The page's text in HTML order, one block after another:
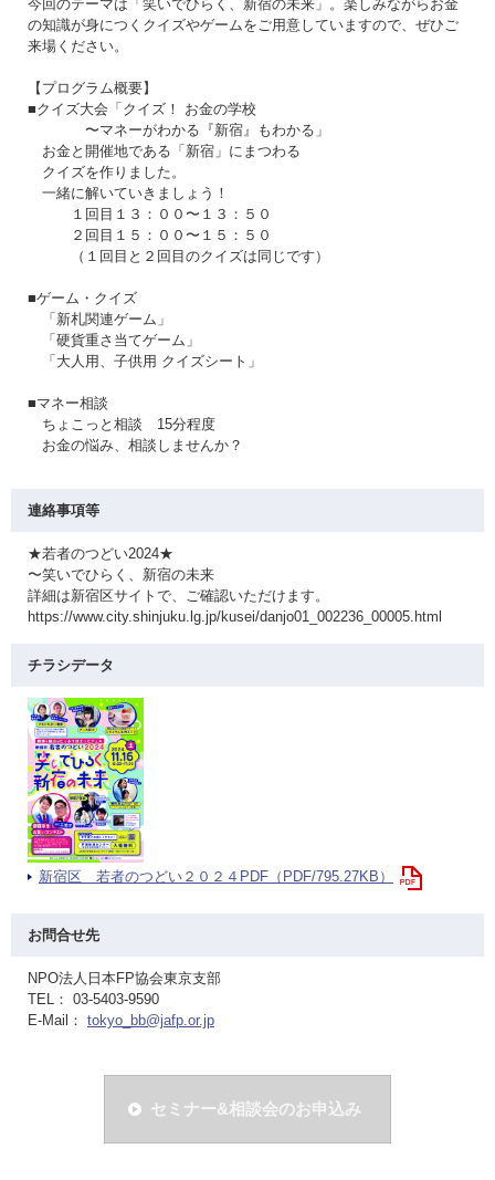
今回のテーマは「笑いでひらく、新宿の未来」。楽しみながらお金
の知識が身につくクイズやゲームをご用意していますので、ぜひご
来場ください。
【プログラム概要】
■クイズ大会「クイズ！ お金の学校
〜マネーがわかる『新宿』もわかる」
お金と開催地である「新宿」にまつわる
クイズを作りました。
一緒に解いていきましょう！
１回目１３：００〜１３：５０
２回目１５：００〜１５：５０
（１回目と２回目のクイズは同じです）
■ゲーム・クイズ
「新札関連ゲーム」
「硬貨重さ当てゲーム」
「大人用、子供用 クイズシート」
■マネー相談
ちょこっと相談 15分程度
お金の悩み、相談しませんか？
連絡事項等
★若者のつどい2024★
〜笑いでひらく、新宿の未来
詳細は新宿区サイトで、ご確認いただけます。
https://www.city.shinjuku.lg.jp/kusei/danjo01_002236_00005.html
チラシデータ
新宿区 若者のつどい２０２４PDF（PDF/795.27KB）
お問合せ先
NPO法人日本FP協会東京支部
TEL： 03-5403-9590
E-Mail： tokyo_bb@jafp.or.jp
セミナー&相談会のお申込み